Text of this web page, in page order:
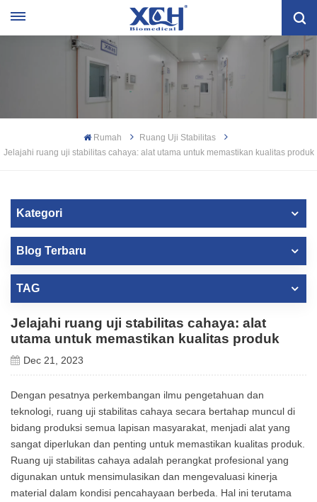
Rumah
Ruang Uji Stabilitas
Jelajahi ruang uji stabilitas cahaya: alat utama untuk memastikan kualitas produk
Kategori
Blog Terbaru
TAG
Jelajahi ruang uji stabilitas cahaya: alat
utama untuk memastikan kualitas produk
Dec 21, 2023
Dengan pesatnya perkembangan ilmu pengetahuan dan
teknologi, ruang uji stabilitas cahaya secara bertahap muncul di
bidang produksi semua lapisan masyarakat, menjadi alat yang
sangat diperlukan dan penting untuk memastikan kualitas produk.
Ruang uji stabilitas cahaya adalah perangkat profesional yang
digunakan untuk mensimulasikan dan mengevaluasi kinerja
material dalam kondisi pencahayaan berbeda. Hal ini terutama